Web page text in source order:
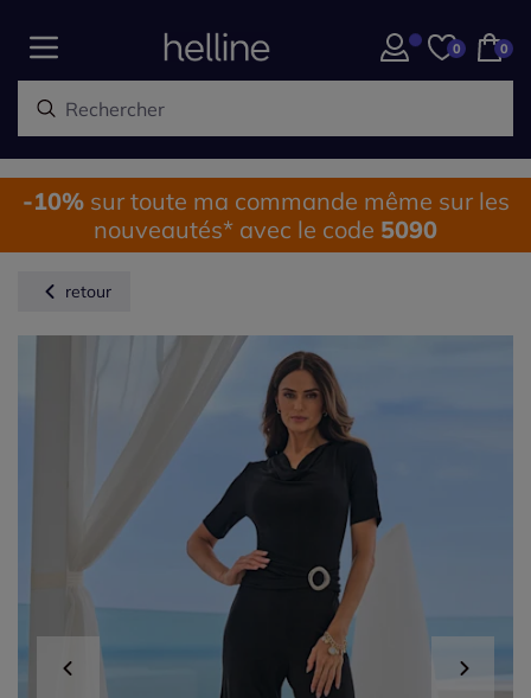
0 0
-10%sur toute ma commande même sur les
nouveautés* avec le code 5090
retour